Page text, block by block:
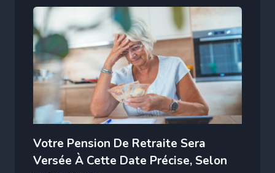
Votre Pension De Retraite Sera
Versée À Cette Date Précise, Selon